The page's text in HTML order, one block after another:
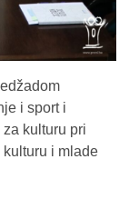
i sport i
kulturu pri
i mlade